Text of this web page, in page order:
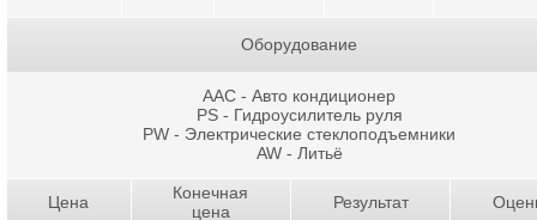
Оборудование
AAC - Авто кондиционер
PS - Гидроусилитель руля
PW - Электрические стеклоподъемники
AW - Литьё
Цена
Конечная
цена
Результат